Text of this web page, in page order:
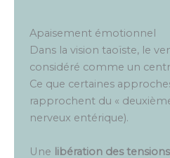
Apaisement émotionnel
Dans la vision taoïste, le
considéré comme un
Ce que certaines
rapprochent du «
nerveux entérique).
Une libération des